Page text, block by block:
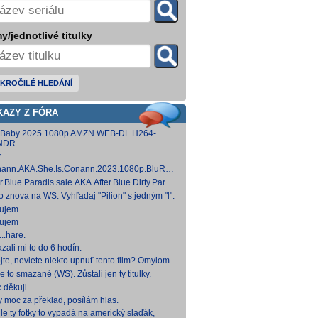
jednotlivé titulky
HLEDÁNÍ
Z FÓRA
2025 1080p AMZN WEB-DL H264-
[14,53 GB]
[15,19 GB]
znova na WS. Vyhľadaj "Pilion" s jedným "l".
mi to do 6 hodín.
neviete niekto upnuť tento film? Omylom
ho vymazal a neviem ho nikde nájsť. Robil
na
to smazané (WS). Zůstali jen ty titulky.
děkuji.
moc za překlad, posílám hlas.
ty fotky to vypadá na americký slaďák,